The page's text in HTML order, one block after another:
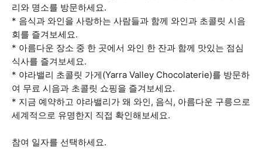
리와 명소를 방문하세요.
* 음식과 와인을 사랑하는 사람들과 함께 와인과 초콜릿 시음
회를 즐겨보세요.
* 아름다운 장소 중 한 곳에서 와인 한 잔과 함께 맛있는 점심
식사를 즐겨보세요.
* 야라밸리 초콜릿 가게(Yarra Valley Chocolaterie)를 방문하
여 무료 시음과 초콜릿 쇼핑을 즐겨보세요.
* 지금 예약하고 야라밸리가 왜 와인, 음식, 아름다운 구릉으로
세계적으로 유명한지 직접 확인해보세요.
참여 일자를 선택하세요.